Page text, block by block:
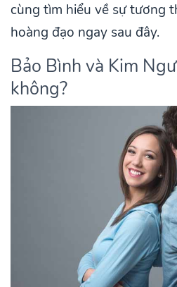
cùng tìm hiểu về sự tương
hoàng đạo ngay sau đây.
Bảo Bình và Kim
không?